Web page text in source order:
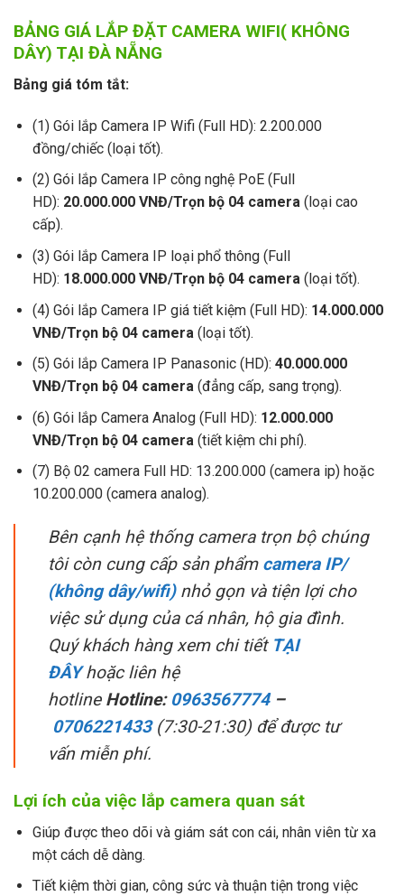
BẢNG GIÁ LẮP ĐẶT CAMERA WIFI( KHÔNG
DÂY) TẠI ĐÀ NẴNG
Bảng giá tóm tắt:
(1) Gói lắp Camera IP Wifi (Full HD): 2.200.000
đồng/chiếc (loại tốt).
(2) Gói lắp Camera IP công nghệ PoE (Full
HD): 20.000.000 VNĐ/Trọn bộ 04 camera(loại cao
cấp).
(3) Gói lắp Camera IP loại phổ thông (Full
HD): 18.000.000 VNĐ/Trọn bộ 04 camera(loại tốt).
(4) Gói lắp Camera IP giá tiết kiệm (Full HD): 14.000.000
VNĐ/Trọn bộ 04 camera (loại tốt).
(5) Gói lắp Camera IP Panasonic (HD): 40.000.000
VNĐ/Trọn bộ 04 camera(đẳng cấp, sang trọng).
(6) Gói lắp Camera Analog (Full HD): 12.000.000
VNĐ/Trọn bộ 04 camera (tiết kiệm chi phí).
(7) Bộ 02 camera Full HD: 13.200.000 (camera ip) hoặc
10.200.000 (camera analog).
Bên cạnh hệ thống camera trọn bộ chúng
tôi còn cung cấp sản phẩm camera IP/
(không dây/wifi)nhỏ gọn và tiện lợi cho
việc sử dụng của cá nhân, hộ gia đình.
Quý khách hàng xem chi tiết TẠI
ĐÂYhoặc liên hệ
hotline Hotline: 0963567774–
0706221433(7:30-21:30) để được tư
vấn miễn phí.
Lợi ích của việc lắp camera quan sát
Giúp được theo dõi và giám sát con cái, nhân viên từ xa
một cách dễ dàng.
Tiết kiệm thời gian, công sức và thuận tiện trong việc